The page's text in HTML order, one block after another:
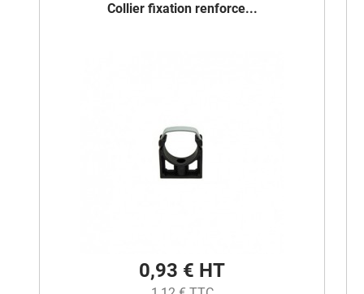
Collier fixation renforce...
0,93 € HT